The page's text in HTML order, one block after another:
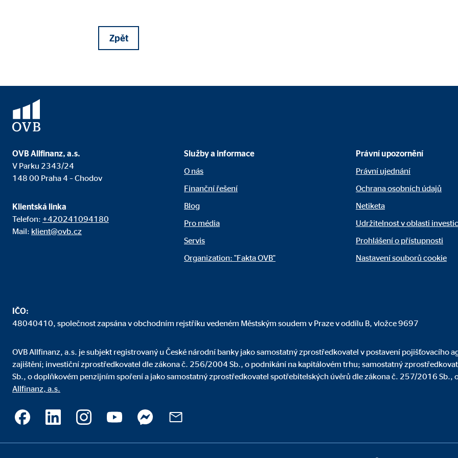
Zpět
OVB Allfinanz, a.s.
V Parku 2343/24
148 00 Praha 4 – Chodov
Klientská linka
Telefon: +420241094180
Mail: klient@ovb.cz
Služby a informace
O nás
Finanční řešení
Blog
Pro média
Servis
Organization: "Fakta OVB"
Právní upozornění
Právní ujednání
Ochrana osobních údajů
Netiketa
Udržitelnost v oblasti
Prohlášení o přístupnosti
Nastavení souborů cookie
IČO:
48040410, společnost zapsána v obchodním rejstříku vedeném Městským soudem v Praze v oddílu B, vložce 9697
OVB Allfinanz, a.s. je subjekt registrovaný u České národní banky jako samostatný zprostředkovatel v postavení pojišťovacího
zajištění; investiční zprostředkovatel dle zákona č. 256/2004 Sb., o podnikání na kapitálovém trhu; samostatný
Sb., o doplňkovém penzijním spoření a jako samostatný zprostředkovatel spotřebitelských úvěrů dle zákona č. 257/2016 Sb.,
Allfinanz, a.s.
Adform | Příjemce: OVB, Adform A/S